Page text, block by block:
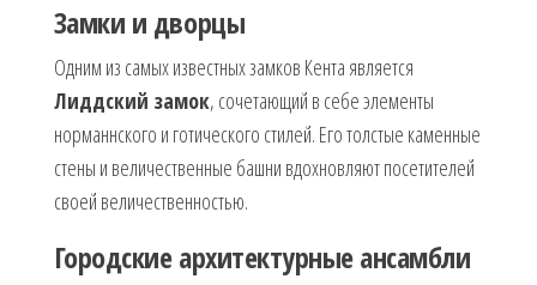
Замки и дворцы
Одним из самых известных замков Кента является
Лиддский замок, сочетающий в себе элементы
норманнского и готического стилей. Его толстые каменные
стены и величественные башни вдохновляют посетителей
своей величественностью.
Городские архитектурные ансамбли